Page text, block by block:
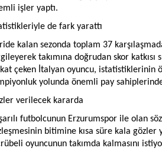
işler yaptı.
de fark yarattı
kalan sezonda toplam 37
takımına doğrudan skor
çeken İtalyan oyuncu, istatistiklerinin
yolunda önemli pay
verilecek kararda
futbolcunun Erzurumspor ile olan
bitimine kısa süre kala
oyuncunun takımda kalmasını